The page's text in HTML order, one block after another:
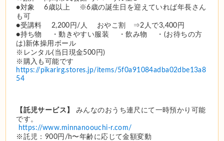
●対象 　6歳以上 　※6歳の誕生日を迎えていれば年長さん
も可
●受講料 　2,200円/人 　おやこ割　⇒2人で3,400円
●持ち物 　・動きやすい服装 　・飲み物 　・(お待ちの方
は)新体操用ボール
※レンタル(当日現金500円)
※購入も可能です
https://pikarirg.stores.jp/items/5f0a91084adba02dbe13a8
54
【託児サービス】
みんなのおうち連尺にて一時預かり可能
です。
https://www.minnanoouchi-r.com/
※託児：900円/h〜年齢に応じて金額変動